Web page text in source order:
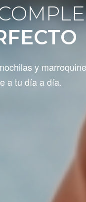
y
a tu día a día.